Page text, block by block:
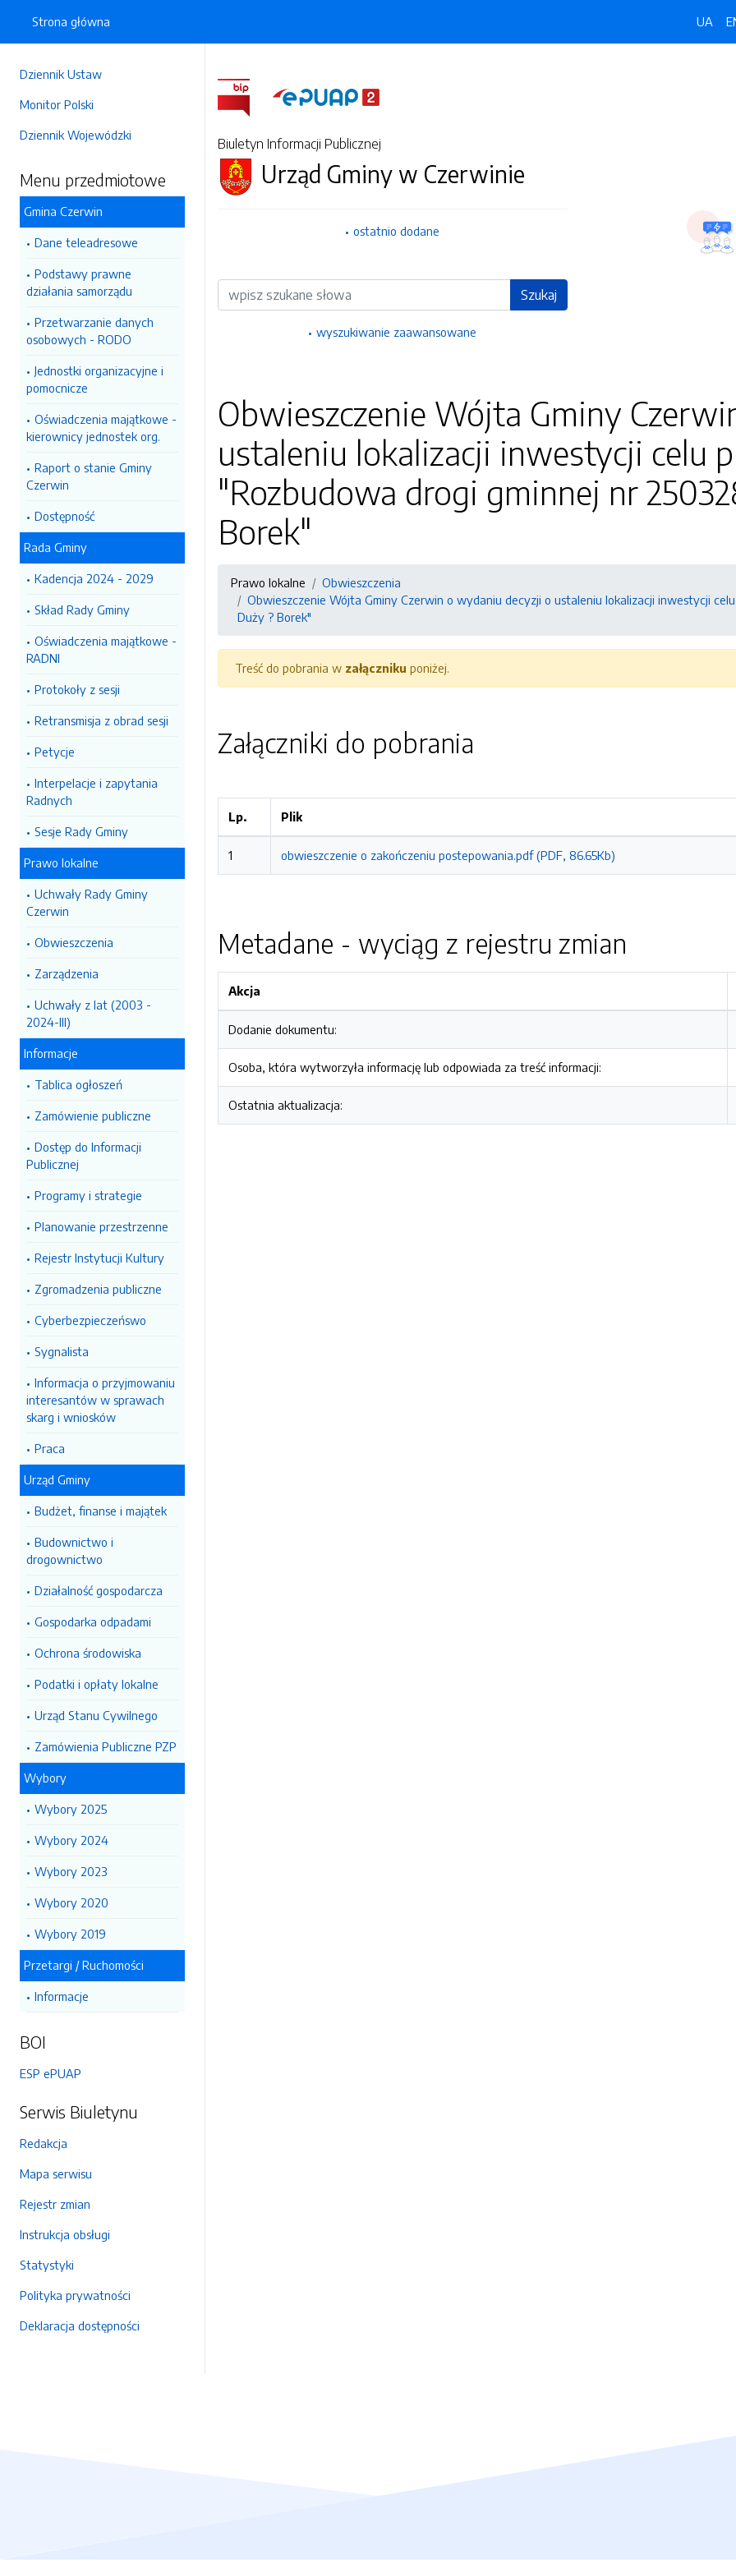
Dziennik Ustaw
Monitor Polski
Dziennik Wojewódzki
Menu przedmiotowe
Gmina Czerwin
Dane teleadresowe
Podstawy prawne
działania samorządu
Przetwarzanie danych
osobowych - RODO
Jednostki organizacyjne i
pomocnicze
Oświadczenia majątkowe -
kierownicy jednostek org.
Raport o stanie Gminy
Czerwin
Dostępność
Rada Gminy
Kadencja 2024 - 2029
Skład Rady Gminy
Oświadczenia majątkowe -
RADNI
Protokoły z sesji
Retransmisja z obrad sesji
Petycje
Interpelacje i zapytania
Radnych
Sesje Rady Gminy
Prawo lokalne
Uchwały Rady Gminy
Czerwin
Obwieszczenia
Zarządzenia
Uchwały z lat (2003 -
2024-III)
Informacje
Tablica ogłoszeń
Zamówienie publiczne
Dostęp do Informacji
Publicznej
Programy i strategie
Planowanie przestrzenne
Rejestr Instytucji Kultury
Zgromadzenia publiczne
Cyberbezpieczeńswo
Sygnalista
Informacja o przyjmowaniu
interesantów w sprawach
skarg i wniosków
Praca
Urząd Gminy
Budżet, finanse i majątek
Budownictwo i
drogownictwo
Działalność gospodarcza
Gospodarka odpadami
Ochrona środowiska
Podatki i opłaty lokalne
Urząd Stanu Cywilnego
Zamówienia Publiczne PZP
Wybory
Wybory 2025
Wybory 2024
Wybory 2023
Wybory 2020
Wybory 2019
Przetargi / Ruchomości
Informacje
BOI
ESP ePUAP
Serwis Biuletynu
Redakcja
Mapa serwisu
Rejestr zmian
Instrukcja obsługi
Statystyki
Polityka prywatności
Deklaracja dostępności
Strona główna UA
Biuletyn Informacji Publicznej
Urząd Gminy w Czerwinie
ostatnio dodane
Wyszukiwarka Szukaj
wyszukiwanie zaawansowane
Obwieszczenie Wójta Gminy
ustaleniu lokalizacji inwestycji celu
"Rozbudowa drogi gminnej nr
Borek"
Prawo lokalne
Obwieszczenia
Obwieszczenie Wójta Gminy Czerwin o wydaniu decyzji o ustaleniu lokalizacji inwestycji
Duży ? Borek"
Treść do pobrania w załączniku poniżej.
Załączniki do pobrania
Lp. Plik
1 obwieszczenie o zakończeniu postepowania.pdf (PDF, 86.65Kb)
Metadane - wyciąg z rejestru zmian
Akcja
Dodanie dokumentu:
Osoba, która wytworzyła informację lub odpowiada za treść informacji:
Ostatnia aktualizacja: